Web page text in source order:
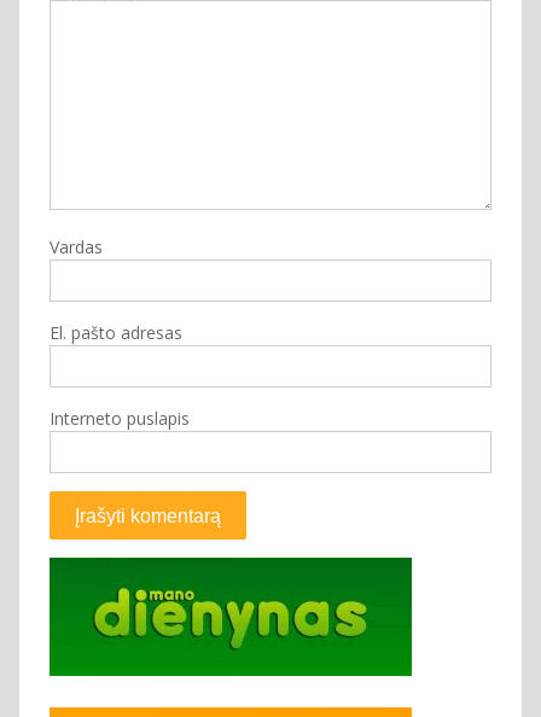
Vardas
El. pašto adresas
Interneto puslapis